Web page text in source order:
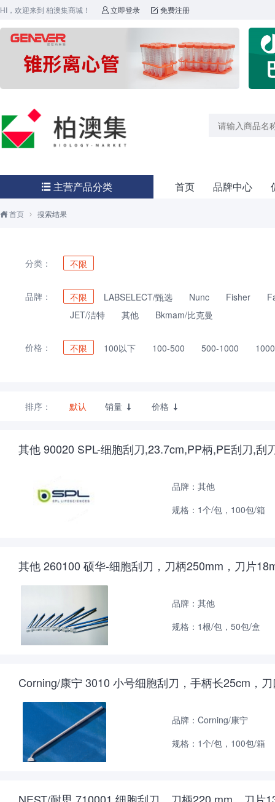
HI，欢迎来到 柏澳集商城！  立即登录  免费注册
首页 品牌中心
 主营产品分类
 首页  搜索结果
分类： 不限
品牌： 不限 LABSELECT/甄选 Nunc Fisher
JET/洁特
其他 Bkmam/比克曼
价格： 不限 100以下 100-500 500-1000
排序： 默认 销量  价格 
其他 90020 SPL-细胞刮刀,23.7cm,PP柄,PE刮刀,刮
品牌：其他
规格：1个/包，100包/箱
其他 260100 硕华-细胞刮刀，刀柄250mm，刀片
品牌：其他
规格：1根/包，50包/盒
Corning/康宁 3010 小号细胞刮刀，手柄长25cm，
品牌：Corning/康宁
规格：1个/包，100包/箱